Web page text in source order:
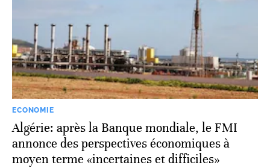
ECONOMIE
Algérie: après la Banque mondiale, le FMI
annonce des perspectives économiques à
moyen terme «incertaines et difficiles»